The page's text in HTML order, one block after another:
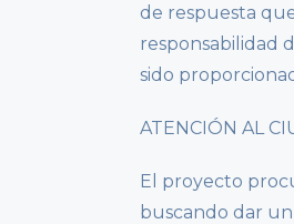
de respuesta
responsabilidad
sido
ATENCIÓN AL
El proyecto
buscando dar